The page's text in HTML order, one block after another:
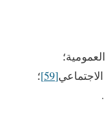
[59]
؛